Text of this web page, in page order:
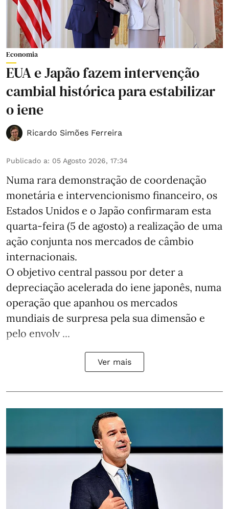
Economia
EUA e Japão fazem intervenção
cambial histórica para estabilizar
o iene
Ricardo Simões Ferreira
Publicado a: 05 Agosto 2026, 17:34
Numa rara demonstração de coordenação
monetária e intervencionismo financeiro, os
Estados Unidos e o Japão confirmaram esta
quarta-feira (5 de agosto) a realização de uma
ação conjunta nos mercados de câmbio
internacionais.
O objetivo central passou por deter a
depreciação acelerada do iene japonês, numa
operação que apanhou os mercados
mundiais de surpresa pela sua dimensão e
pelo envolv ...
Ver mais